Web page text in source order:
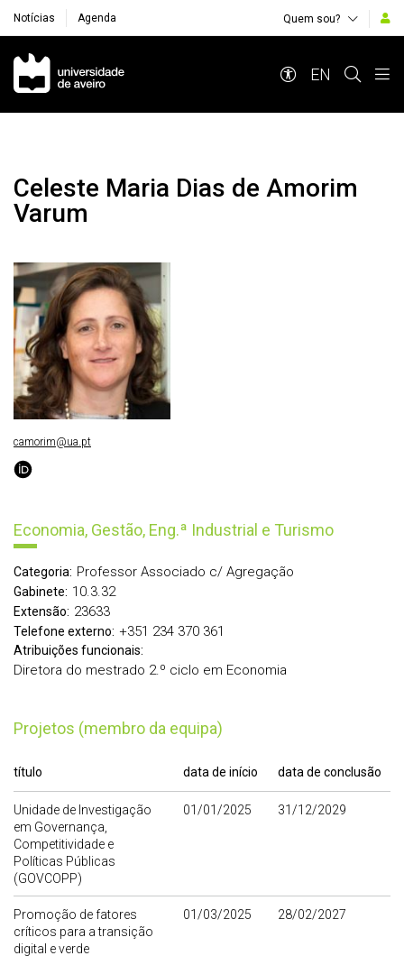
Notícias Agenda Quem sou?
Navegação Principal
EN
Celeste Maria Dias de Amorim
Varum
Economia, Gestão, Eng.ª Industrial e Turismo
Categoria: Professor Associado c/ Agregação
Gabinete: 10.3.32
Extensão: 23633
Telefone externo: +351 234 370 361
Atribuições funcionais:
Diretora do mestrado 2.º ciclo em Economia
Projetos (membro da equipa)
título data de início data de conclusão
Unidade de Investigação
em Governança,
Competitividade e
Políticas Públicas
(GOVCOPP)
01/01/2025 31/12/2029
Promoção de fatores
críticos para a transição
digital e verde
01/03/2025 28/02/2027
camorim@ua.pt